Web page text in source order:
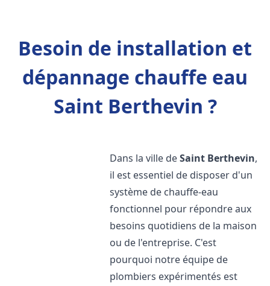
Besoin de installation et
dépannage chauffe eau
Saint Berthevin ?
Dans la ville deSaint Berthevin,
il est essentiel de disposer d'un
système de chauffe-eau
fonctionnel pour répondre aux
besoins quotidiens de la maison
ou de l'entreprise. C'est
pourquoi notre équipe de
plombiers expérimentés est